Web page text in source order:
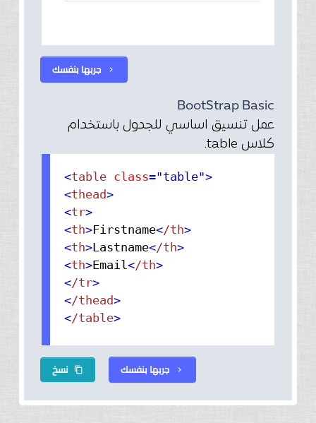
جربها بنفسك chevron_right
BootStrap Basic
عمل تنسيق اساسي للجدول باستخدام
كلاس table.
<table class="table">
<thead>
<tr>
<th>Firstname</th>
<th>Lastname</th>
<th>Email</th>
</tr>
</thead>
</table>
نسخ content_copy جربها بنفسك chevron_right